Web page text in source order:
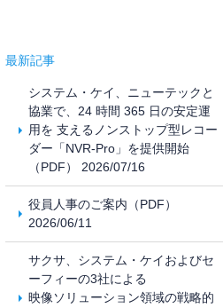
最新記事
システム・ケイ、ニューテックと
協業で、24 時間 365 日の安定運
用を 支えるノンストップ型レコー
ダー「NVR-Pro」を提供開始
（PDF） 2026/07/16
役員人事のご案内（PDF）
2026/06/11
サクサ、システム・ケイおよびセ
ーフィーの3社による
映像ソリューション領域の戦略的